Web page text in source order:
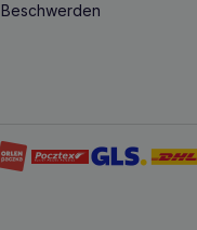
Beschwerden